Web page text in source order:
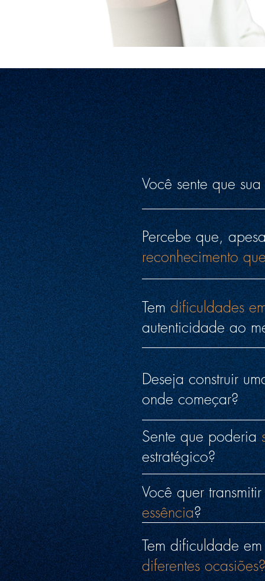
Você sente que
Percebe que,
reconhecimento
Temdificuldades
autenticidade ao
Deseja construir
onde começar?
Sente que poderia
estratégico?
Você quer
essência?
Tem dificuldade
diferentes ocasiões?